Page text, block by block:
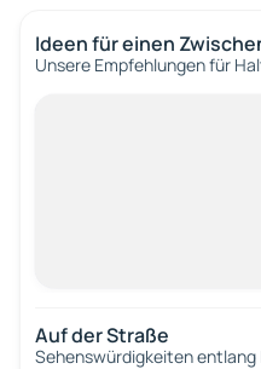
Ideen für einen
Unsere Empfehlungen für
Auf der Straße
Sehenswürdigkeiten entlang